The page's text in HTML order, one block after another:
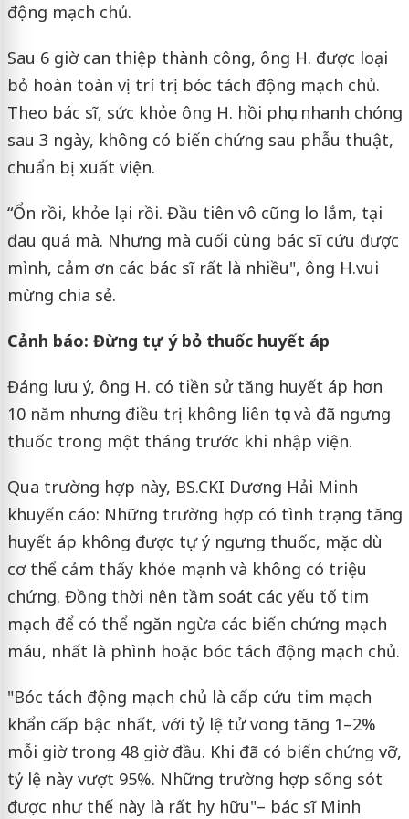
động mạch chủ.
Sau 6 giờ can thiệp thành công, ông H. được loại
bỏ hoàn toàn vị trí trị bóc tách động mạch chủ.
Theo bác sĩ, sức khỏe ông H. hồi phục nhanh chóng
sau 3 ngày, không có biến chứng sau phẫu thuật,
chuẩn bị xuất viện.
“Ổn rồi, khỏe lại rồi. Đầu tiên vô cũng lo lắm, tại
đau quá mà. Nhưng mà cuối cùng bác sĩ cứu được
mình, cảm ơn các bác sĩ rất là nhiều", ông H.vui
mừng chia sẻ.
Cảnh báo: Đừng tự ý bỏ thuốc huyết áp
Đáng lưu ý, ông H. có tiền sử tăng huyết áp hơn
10 năm nhưng điều trị không liên tục và đã ngưng
thuốc trong một tháng trước khi nhập viện.
Qua trường hợp này, BS.CKI Dương Hải Minh
khuyến cáo: Những trường hợp có tình trạng tăng
huyết áp không được tự ý ngưng thuốc, mặc dù
cơ thể cảm thấy khỏe mạnh và không có triệu
chứng. Đồng thời nên tầm soát các yếu tố tim
mạch để có thể ngăn ngừa các biến chứng mạch
máu, nhất là phình hoặc bóc tách động mạch chủ.
"Bóc tách động mạch chủ là cấp cứu tim mạch
khẩn cấp bậc nhất, với tỷ lệ tử vong tăng 1–2%
mỗi giờ trong 48 giờ đầu. Khi đã có biến chứng vỡ,
tỷ lệ này vượt 95%. Những trường hợp sống sót
được như thế này là rất hy hữu"– bác sĩ Minh